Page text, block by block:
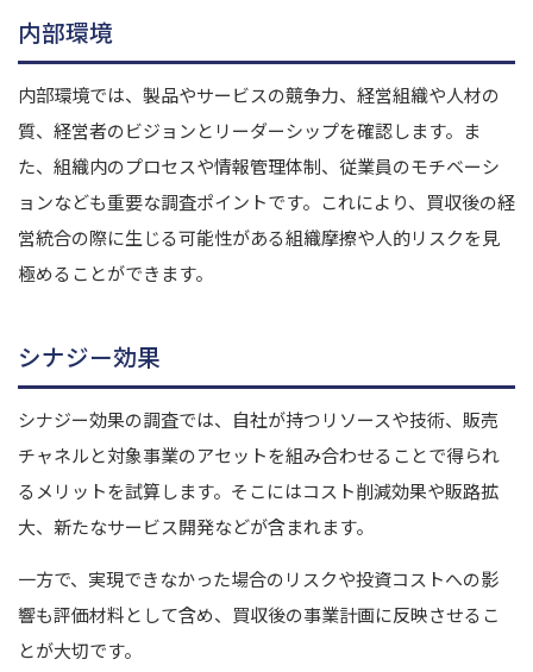
内部環境
内部環境では、製品やサービスの競争力、経営組織や人材の
質、経営者のビジョンとリーダーシップを確認します。ま
た、組織内のプロセスや情報管理体制、従業員のモチベーシ
ョンなども重要な調査ポイントです。これにより、買収後の経
営統合の際に生じる可能性がある組織摩擦や人的リスクを見
極めることができます。
シナジー効果
シナジー効果の調査では、自社が持つリソースや技術、販売
チャネルと対象事業のアセットを組み合わせることで得られ
るメリットを試算します。そこにはコスト削減効果や販路拡
大、新たなサービス開発などが含まれます。
一方で、実現できなかった場合のリスクや投資コストへの影
響も評価材料として含め、買収後の事業計画に反映させるこ
とが大切です。